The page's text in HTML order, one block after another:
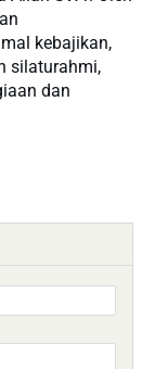
kebajikan,
silaturahmi,
dan